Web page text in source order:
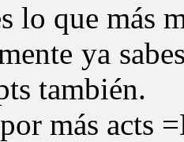
lo que más
ya
también.
más acts